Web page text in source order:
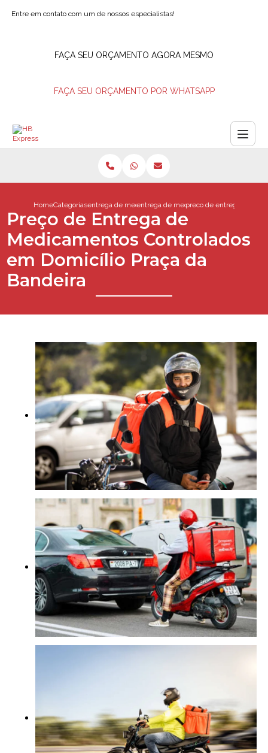
Entre em contato com um de nossos especialistas!
FAÇA SEU ORÇAMENTO AGORA MESMO
FAÇA SEU ORÇAMENTO POR WHATSAPP
HomeCategoriasentrega de medicamentosentrega de medicamentos controlados
preco de entrega de
Preço de Entrega de
Medicamentos Controlados
em Domicílio Praça da
Bandeira